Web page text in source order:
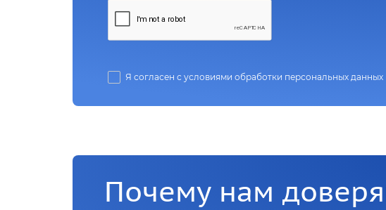
Я согласен с условиями обработки персональных данных
Почему нам